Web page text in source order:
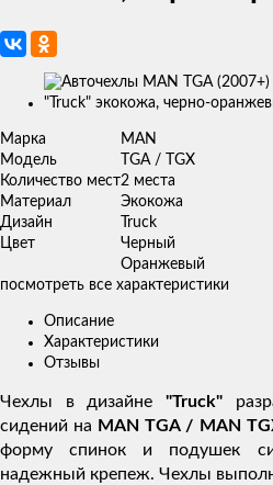
Изображения
Марка
MAN
Модель
TGA / TGX
Количество мест2 места
Материал
Экокожа
Дизайн
Truck
Цвет
Черный
Оранжевый
посмотреть все характеристики
Описание
Характеристики
Отзывы
Чехлы в дизайне "Truck"
сидений на MAN TGA / MAN
форму спинок и подушек
надежный крепеж. Чехлы